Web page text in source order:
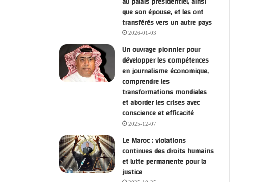
que son épouse, et les ont
transférés vers un autre pays
2026-01-03
Un ouvrage pionnier pour
développer les compétences
en journalisme économique,
comprendre les
transformations mondiales
et aborder les crises avec
conscience et efficacité
2025-12-07
Le Maroc : violations
continues des droits humains
et lutte permanente pour la
justice